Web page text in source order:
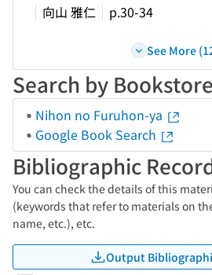
向山 雅仁
p.30-34
See More
Search by Bookstore
Nihon no Furuhon-ya
Google Book Search
Bibliographic
You can check the details of this
(keywords that refer to materials on
name, etc.), etc.
Output